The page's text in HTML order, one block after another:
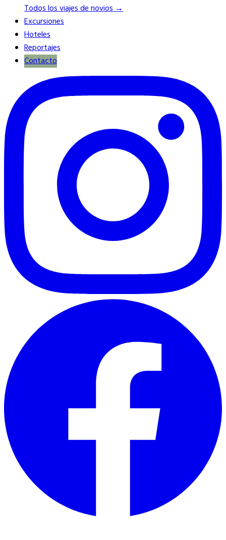
Todos los viajes de novios →
Excursiones
Hoteles
Reportajes
Contacto